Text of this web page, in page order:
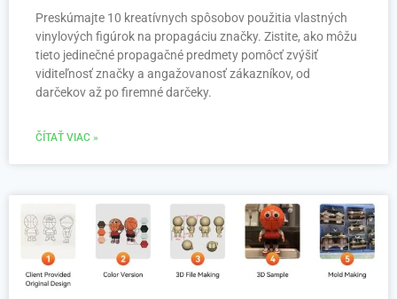
Preskúmajte 10 kreatívnych spôsobov použitia vlastných
vinylových figúrok na propagáciu značky. Zistite, ako môžu
tieto jedinečné propagačné predmety pomôcť zvýšiť
viditeľnosť značky a angažovanosť zákazníkov, od
darčekov až po firemné darčeky.
ČÍTAŤ VIAC »